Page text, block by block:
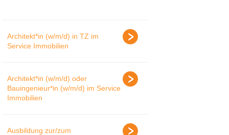
Architekt*in (w/m/d) in TZ im
Service Immobilien
Architekt*in (w/m/d) oder
Bauingenieur*in (w/m/d) im Service
Immobilien
Ausbildung zur/zum